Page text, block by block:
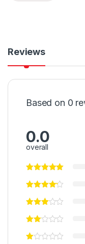
Reviews
Based on 0
0.0
overall